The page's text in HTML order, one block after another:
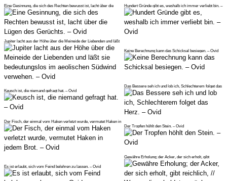
Eine Gesinnung, die sich des Rechten bewusst ist, lacht über die
Lügen d
Hundert Gründe gibt es, weshalb ich immer verliebt bin. –
Ovid
Jupiter lacht aus der Höhe über die Meineide der Liebenden und läßt
sie
Keine Berechnung kann das Schicksal besiegen. – Ovid
Keusch ist, die niemand gefragt hat. – Ovid
Das Bessere seh ich und lob ich, Schlechterem folget das
Herz. – Ovid
Der Fisch, der einmal vom Haken verletzt wurde, vermutet Haken in
jedem
Der Tropfen höhlt den Stein. – Ovid
Es ist erlaubt, sich vom Feind belehren zu lassen. – Ovid
Gewähre Erholung; der Acker, der sich erholt, gibt
reichlich, // Was er